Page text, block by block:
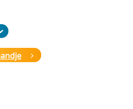
NPN output, cable length 5